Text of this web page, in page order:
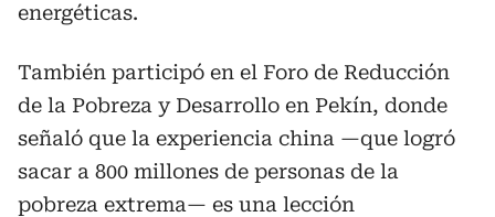
energéticas.
También participó en el Foro de Reducción
de la Pobreza y Desarrollo en Pekín, donde
señaló que la experiencia china —que logró
sacar a 800 millones de personas de la
pobreza extrema— es una lección